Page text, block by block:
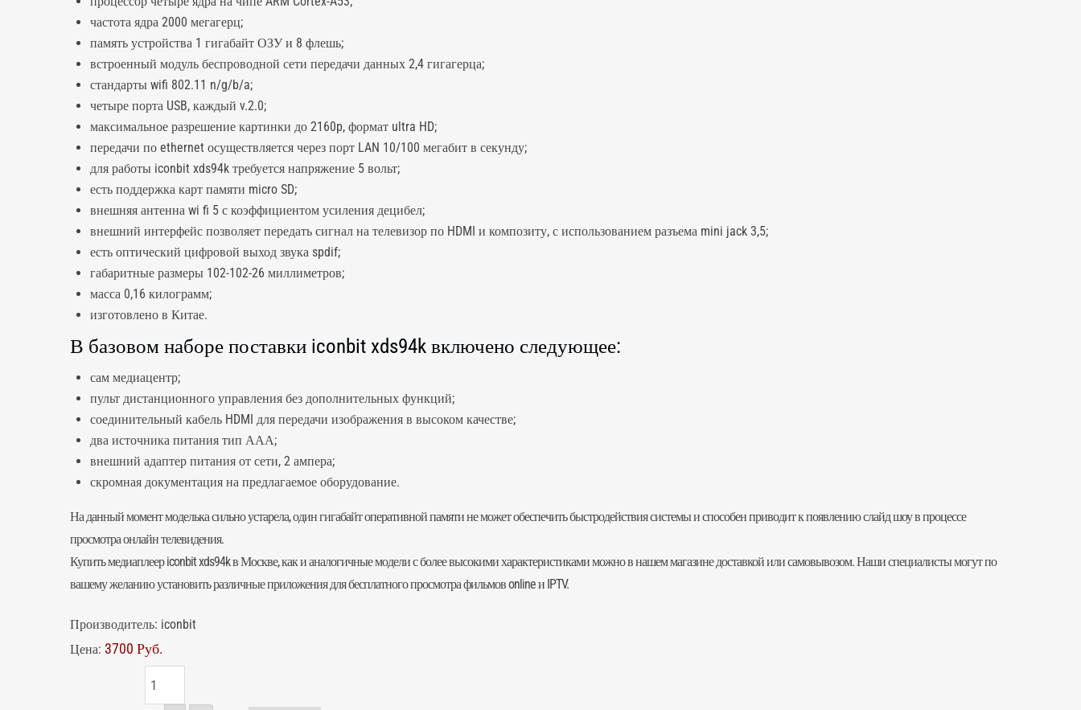
частота ядра 2000 мегагерц;
память устройства 1 гигабайт ОЗУ и 8 флешь;
встроенный модуль беспроводной сети передачи данных 2,4 гигагерца;
стандарты wifi 802.11 n/g/b/a;
четыре порта USB, каждый v.2.0;
максимальное разрешение картинки до 2160p, формат ultra HD;
передачи по ethernet осуществляется через порт LAN 10/100 мегабит в секунду;
для работы iconbit xds94k требуется напряжение 5 вольт;
есть поддержка карт памяти micro SD;
внешняя антенна wi fi 5 с коэффициентом усиления децибел;
внешний интерфейс позволяет передать сигнал на телевизор по HDMI и композиту, с использованием разъема mini jack 3,5;
есть оптический цифровой выход звука spdif;
габаритные размеры 102-102-26 миллиметров;
масса 0,16 килограмм;
изготовлено в Китае.
В базовом наборе поставки iconbit xds94k включено следующее:
сам медиацентр;
пульт дистанционного управления без дополнительных функций;
соединительный кабель HDMI для передачи изображения в высоком качестве;
два источника питания тип ААА;
внешний адаптер питания от сети, 2 ампера;
скромная документация на предлагаемое оборудование.
На данный момент моделька сильно устарела, один гигабайт оперативной памяти не может обеспечить быстродействия системы и способен приводит к появлению слайд шоу в процессе
просмотра онлайн телевидения.
Купить медиаплеер iconbit xds94k в Москве, как и аналогичные модели с более высокими характеристиками можно в нашем магазине доставкой или самовывозом. Наши специалисты могут по
вашему желанию установить различные приложения для бесплатного просмотра фильмов online и IPTV.
Производитель: iconbit
Цена: 3700 Руб.